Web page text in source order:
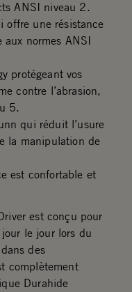
ANSI niveau 2.
offre une résistance
aux normes ANSI
protégeant vos
contre l’abrasion,
5.
qui réduit l’usure
la manipulation de
est confortable et
est conçu pour
le jour lors du
des
complètement
Durahide